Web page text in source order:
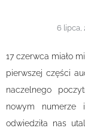
6 lipca,
17 czerwca miało
pierwszej części
naczelnego
nowym numerze
odwiedziła nas